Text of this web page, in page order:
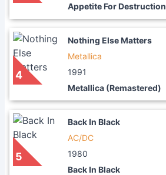
Appetite For Destruction
4
Nothing Else Matters
Metallica
1991
Metallica (Remastered)
5
Back In Black
AC/DC
1980
Back In Black